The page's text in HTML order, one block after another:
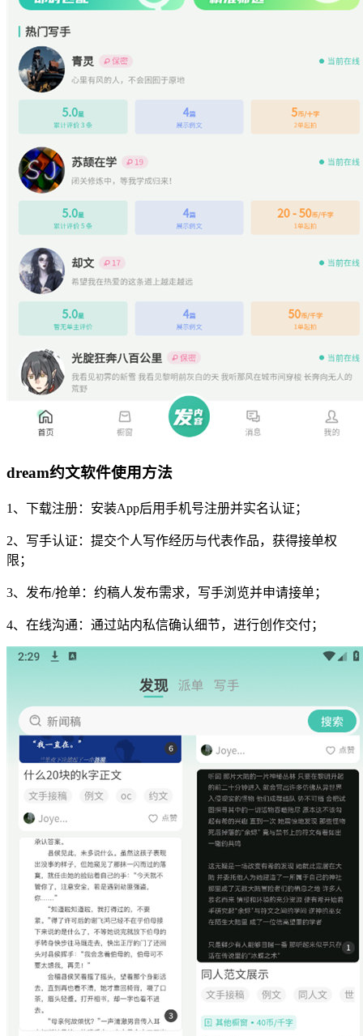
dream约文软件使用方法
1、下载注册：安装App后用手机号注册并实名认证；
2、写手认证：提交个人写作经历与代表作品，获得接单权
限；
3、发布/抢单：约稿人发布需求，写手浏览并申请接单；
4、在线沟通：通过站内私信确认细节，进行创作交付；